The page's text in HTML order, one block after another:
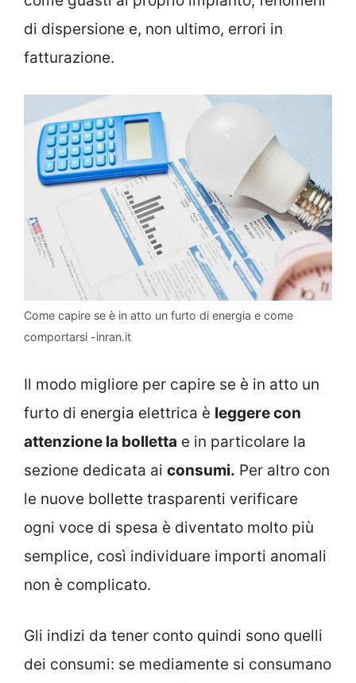
di dispersione e, non ultimo, errori in
fatturazione.
Come capire se è in atto un furto di energia e come
comportarsi -inran.it
Il modo migliore per capire se è in atto un
furto di energia elettrica è leggere con
attenzione la bolletta e in particolare la
sezione dedicata ai consumi. Per altro con
le nuove bollette trasparenti verificare
ogni voce di spesa è diventato molto più
semplice, così individuare importi anomali
non è complicato.
Gli indizi da tener conto quindi sono quelli
dei consumi: se mediamente si consumano